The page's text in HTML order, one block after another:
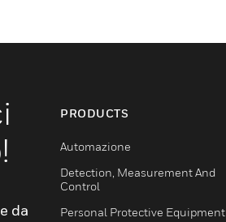
da
PRODUCTS
Automazione
Detection, Measurement And
Control
Personal Protective Equipment